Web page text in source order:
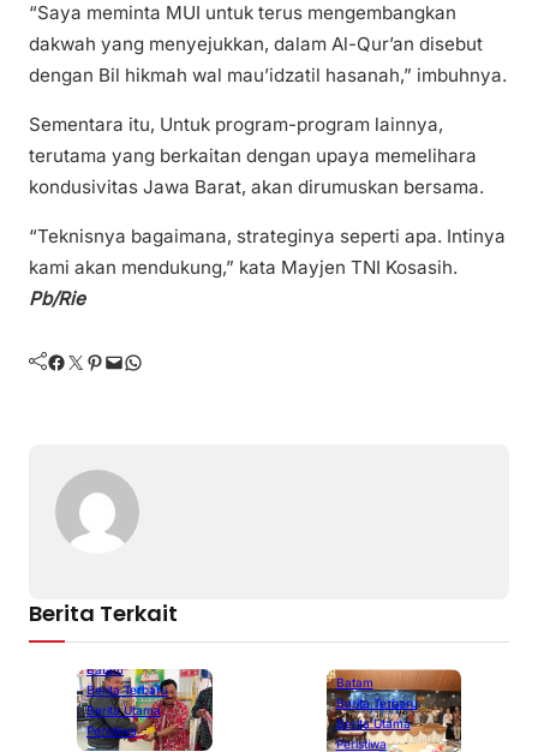
“Saya meminta MUI untuk terus mengembangkan
dakwah yang menyejukkan, dalam Al-Qur’an disebut
dengan Bil hikmah wal mau’idzatil hasanah,” imbuhnya.
Sementara itu, Untuk program-program lainnya,
terutama yang berkaitan dengan upaya memelihara
kondusivitas Jawa Barat, akan dirumuskan bersama.
“Teknisnya bagaimana, strateginya seperti apa. Intinya
kami akan mendukung,” kata Mayjen TNI Kosasih.
Pb/Rie
Facebook Twitter Pinterest Mail WhatsApp
Berita Terkait
Batam
Berita Terbaru
Berita Utama
Peristiwa
Batam
Berita Terbaru
Berita Utama
Peristiwa